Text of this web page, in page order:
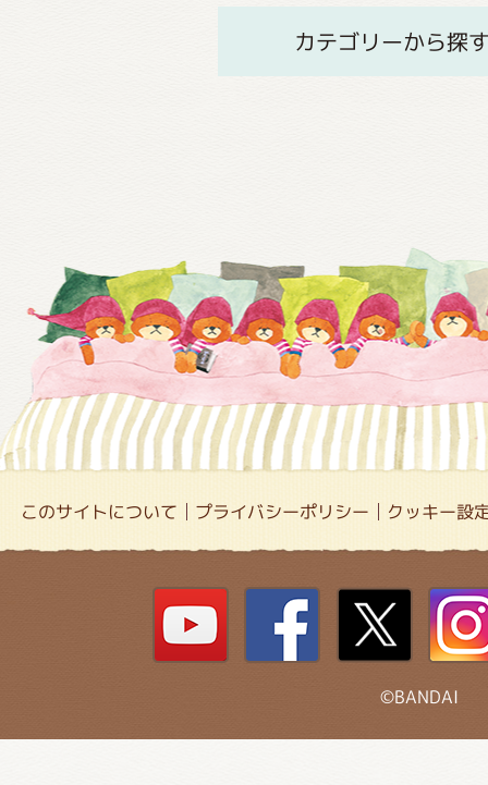
カテゴリーから探
このサイトについて プライバシーポリシー クッキー設
©BANDAI